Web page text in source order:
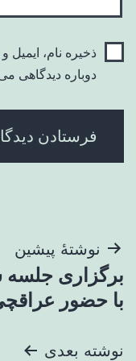
ذخیره نام،
دوباره دیدگاهی
راهبری
نوشته
نوشتهٔ پیشین
برگزاری
با حضور
نوشته بعدی